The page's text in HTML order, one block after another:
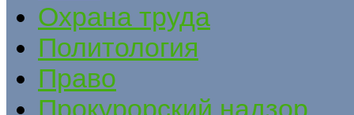
Охрана труда
Политология
Право
Прокурорский надзор